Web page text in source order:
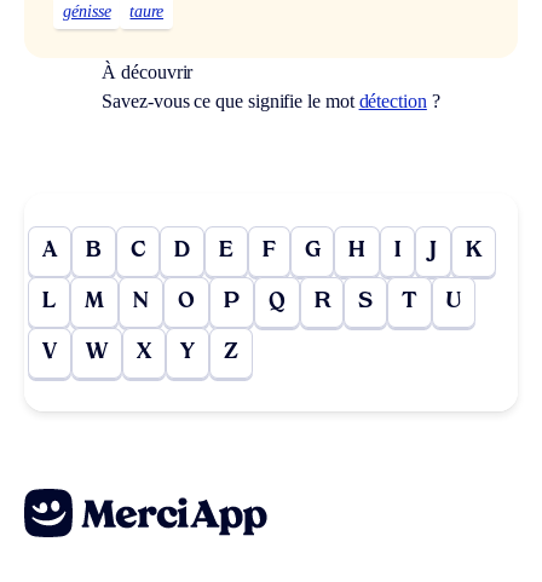
génisse taure
À découvrir
Savez-vous ce que signifie le mot détection ?
A B C D E F G H I J K
L M N O P Q R S T U
V W X Y Z